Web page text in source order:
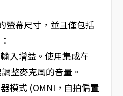
螢幕尺寸，並且僅包括
入增益。使用集成在
整麥克風的音量。
模式 (OMNI，自拍偏置